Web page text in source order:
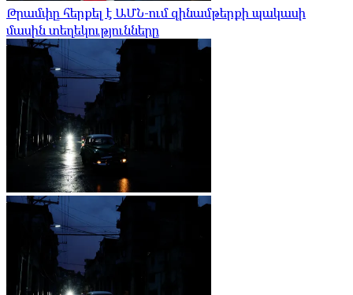
Թրամփը հերքել է ԱՄՆ-ում զինամթերքի պակասի
մասին տեղեկությունները